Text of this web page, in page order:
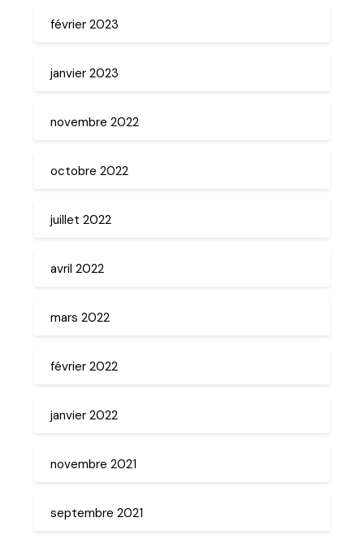
février 2023
janvier 2023
novembre 2022
octobre 2022
juillet 2022
avril 2022
mars 2022
février 2022
janvier 2022
novembre 2021
septembre 2021